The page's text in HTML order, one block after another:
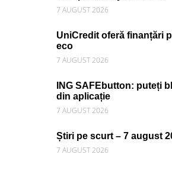
7 AUGUST 2026
UniCredit oferă finanțări
eco
7 AUGUST 2026
ING SAFEbutton: puteți
din aplicație
7 AUGUST 2026
Știri pe scurt – 7 august
7 AUGUST 2026